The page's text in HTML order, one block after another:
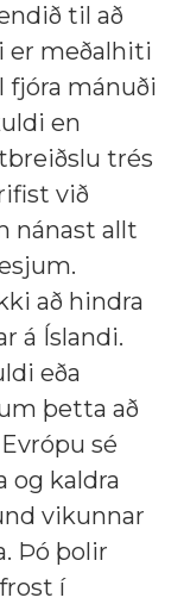
til að
er meðalhiti
mánuði
en
trés
við
nánast allt
að hindra
á Íslandi.
eða
þetta að
sé
og kaldra
vikunnar
Þó þolir
í